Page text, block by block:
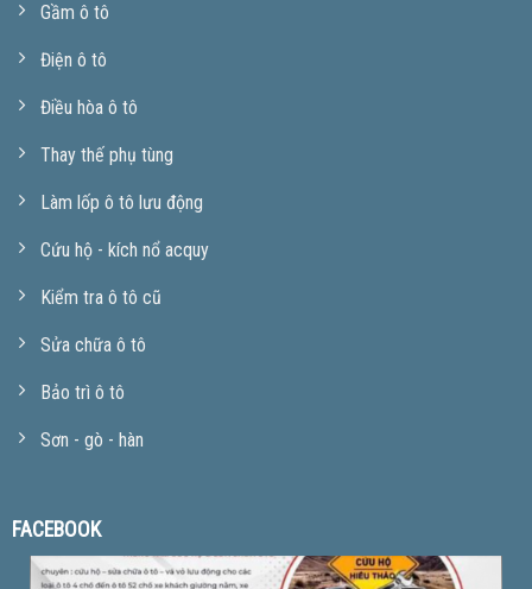
Gầm ô tô
Điện ô tô
Điều hòa ô tô
Thay thế phụ tùng
Làm lốp ô tô lưu động
Cứu hộ - kích nổ acquy
Kiểm tra ô tô cũ
Sửa chữa ô tô
Bảo trì ô tô
Sơn - gò - hàn
FACEBOOK